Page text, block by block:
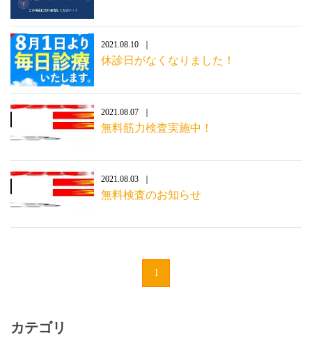
2021.08.10
休診日がなくなりました！
2021.08.07
無料筋力検査実施中！
2021.08.03
無料検査のお知らせ
1
カテゴリ